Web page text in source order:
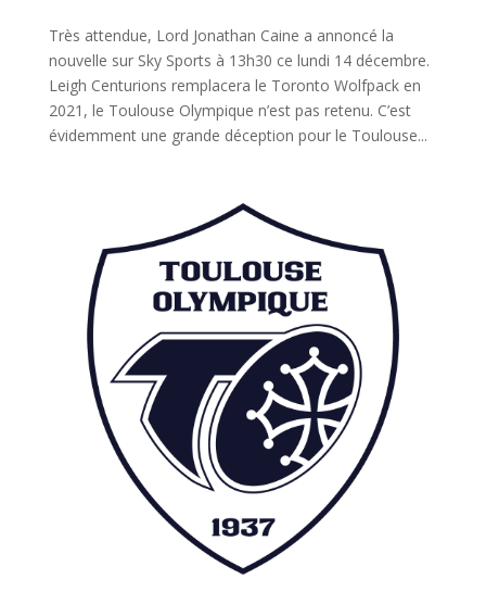
Très attendue, Lord Jonathan Caine a annoncé la
nouvelle sur Sky Sports à 13h30 ce lundi 14 décembre.
Leigh Centurions remplacera le Toronto Wolfpack en
2021, le Toulouse Olympique n’est pas retenu. C’est
évidemment une grande déception pour le Toulouse...